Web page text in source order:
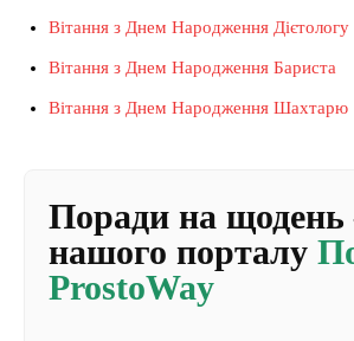
Вітання з Днем Народження Дієтологу
Вітання з Днем Народження Бариста
Вітання з Днем Народження Шахтарю
Поради на
нашого порталу
ProstoWay